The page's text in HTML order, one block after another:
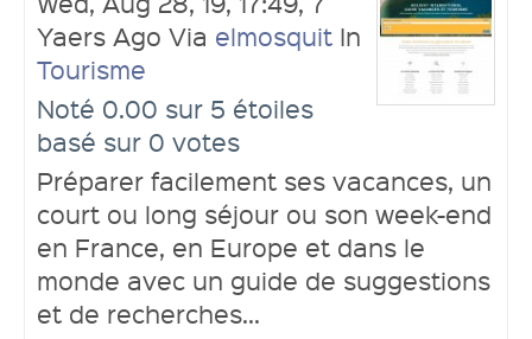
Yaers Ago Via elmosquit In
Tourisme
Noté 0.00 sur 5 étoiles
basé sur 0 votes
Préparer facilement ses vacances, un
court ou long séjour ou son week-end
en France, en Europe et dans le
monde avec un guide de suggestions
et de recherches...